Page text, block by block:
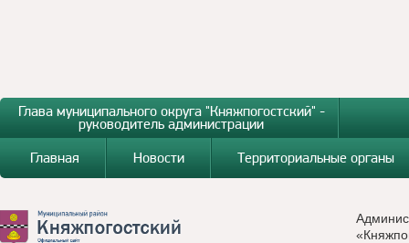
Глава муниципального округа "Княжпогостский" -
руководитель администрации
Главная
Новости Территориальные органы